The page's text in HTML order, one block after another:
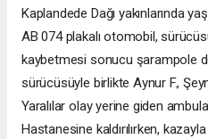
Kaplandede Dağı yakınlarında
AB 074 plakalı otomobil,
kaybetmesi sonucu şarampole
sürücüsüyle birlikte Aynur F.,
Yaralılar olay yerine giden
Hastanesine kaldırılırken,